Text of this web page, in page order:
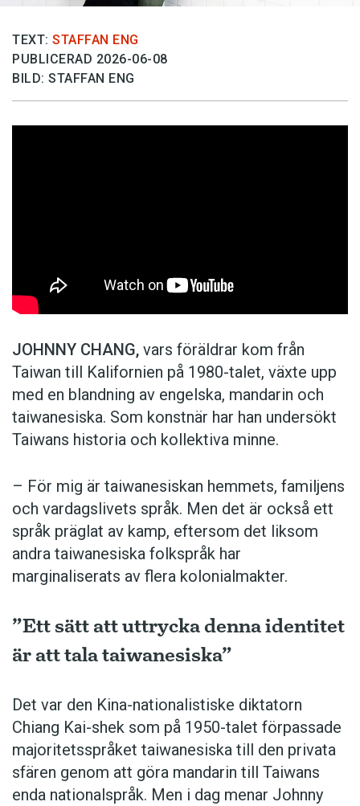
TEXT: STAFFAN ENG
PUBLICERAD 2026-06-08
BILD: STAFFAN ENG
JOHNNY CHANG, vars föräldrar kom från
Taiwan till Kalifornien på 1980-talet, växte upp
med en blandning av engelska, mandarin och
taiwanesiska. Som konstnär har han undersökt
Taiwans historia och kollektiva minne.
– För mig är taiwanesiskan hemmets, familjens
och vardagslivets språk. Men det är också ett
språk präglat av kamp, eftersom det liksom
andra taiwanesiska folkspråk har
marginaliserats av flera kolonialmakter.
”Ett sätt att uttrycka denna identitet
är att tala taiwanesiska”
Det var den Kina-nationalistiske diktatorn
Chiang Kai-shek som på 1950-talet förpassade
majoritetsspråket taiwanesiska till den privata
sfären genom att göra mandarin till Taiwans
enda nationalspråk. Men i dag ­menar Johnny